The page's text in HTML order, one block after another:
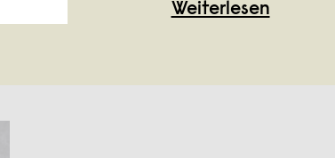
Weiterlesen